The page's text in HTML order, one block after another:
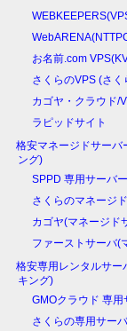
お名前.com
さくらのVPS (さ
カゴヤ・クラウド/
ラピッドサイト
格安マネージドサーバ
ング)
SPPD 専用サーバー
さくらのマネージ
カゴヤ(マネージド
ファーストサーバ(
格安専用レンタルサー
キング)
GMOクラウド 専用
さくらの専用サー